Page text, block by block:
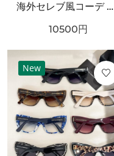
海外セレブ風コーデ DOLCE＆GABBANA ドルチェ＆ガッバーナ コピー サングラス 高級感漂うデザイン
10500円
New